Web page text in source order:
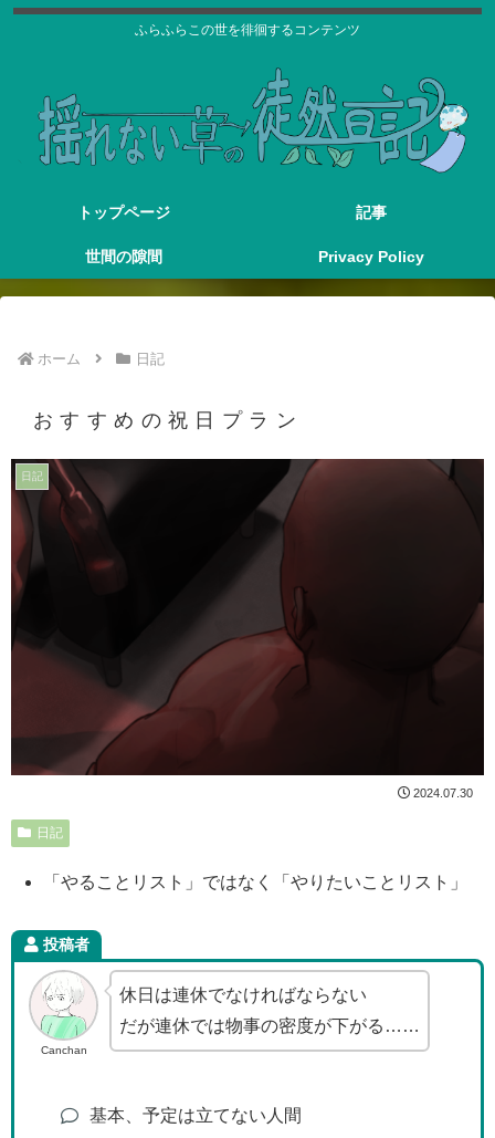
ふらふらこの世を徘徊するコンテンツ
トップページ 記事
世間の隙間 Privacy Policy
ホーム 日記
おすすめの祝日プラン
日記
2024.07.30
日記
「やることリスト」ではなく「やりたいことリスト」
投稿者
Canchan
休日は連休でなければならない
だが連休では物事の密度が下がる……
基本、予定は立てない人間